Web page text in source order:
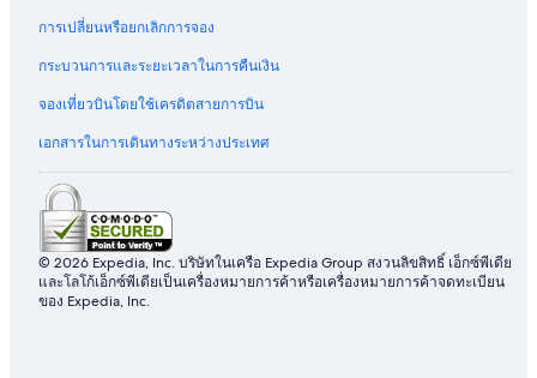
การเปลี่ยนหรือยกเลิกการจอง
กระบวนการและระยะเวลาในการคืนเงิน
จองเที่ยวบินโดยใช้เครดิตสายการบิน
เอกสารในการเดินทางระหว่างประเทศ
© 2026 Expedia, Inc. บริษัทในเครือ Expedia Group สงวนลิขสิทธิ์ เอ็กซ์พีเดีย
และโลโก้เอ็กซ์พีเดียเป็นเครื่องหมายการค้าหรือเครื่องหมายการค้าจดทะเบียน
ของ Expedia, Inc.